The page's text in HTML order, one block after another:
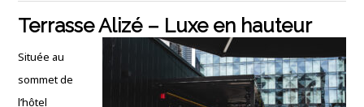
Terrasse Alizé – Luxe en hauteur
Située au
sommet de
l’hôtel